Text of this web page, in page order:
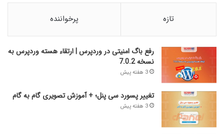
تازه پرخواننده
رفع باگ امنیتی در وردپرس | ارتقاء هسته وردپرس به
نسخه 7.0.2
3 هفته پیش
تغییر پسورد سی پنل؛ + آموزش تصویری گام به گام
3 هفته پیش